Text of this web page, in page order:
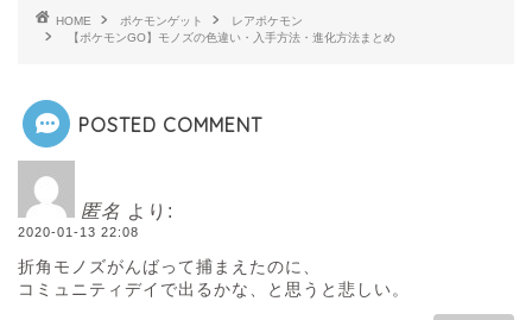
HOME ポケモンゲット
レアポケモン
【ポケモンGO】モノズの色違い・入手方法・進化方法まとめ
POSTED COMMENT
匿名 より:
2020-01-13 22:08
折角モノズがんばって捕まえたのに、
コミュニティデイで出るかな、と思うと悲しい。